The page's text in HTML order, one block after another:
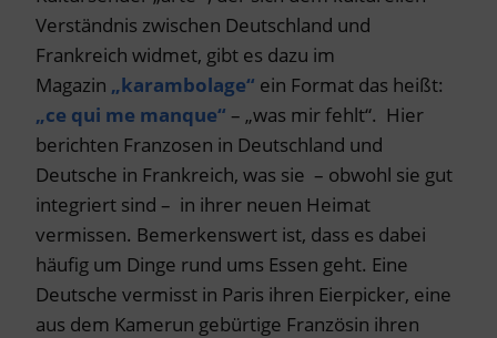
Verständnis zwischen Deutschland und
Frankreich widmet, gibt es dazu im
Magazin „karambolage“ ein Format das heißt:
„ce qui me manque“ – „was mir fehlt“. Hier
berichten Franzosen in Deutschland und
Deutsche in Frankreich, was sie – obwohl sie gut
integriert sind – in ihrer neuen Heimat
vermissen. Bemerkenswert ist, dass es dabei
häufig um Dinge rund ums Essen geht. Eine
Deutsche vermisst in Paris ihren Eierpicker, eine
aus dem Kamerun gebürtige Französin ihren